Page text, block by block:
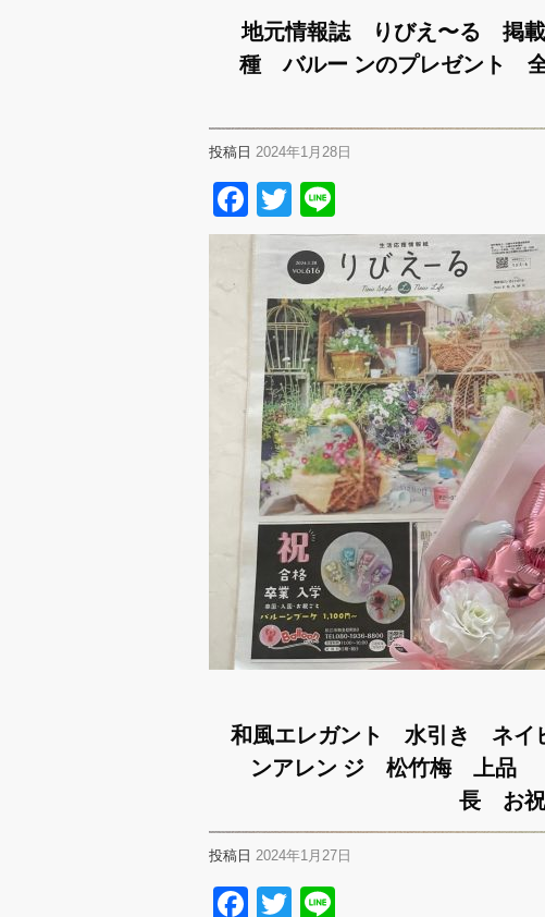
地元情報誌 りびえ〜る 掲
種 バルー ンのプレゼント
投稿日 2024年1月28日
Facebook
Twitter
和風エレガント 水引き ネ
ンアレン ジ 松竹梅 上
長 お
投稿日 2024年1月27日
Facebook
Twitter